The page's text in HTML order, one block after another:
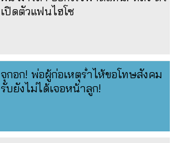
เปิดตัวแฟนไฮโซ
จุกอก! พ่อผู้ก่อเหตุร่ำไห้ขอโทษสังคม
รับยังไม่ได้เจอหน้าลูก!